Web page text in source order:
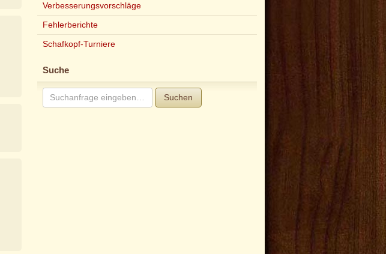
Verbesserungsvorschläge
Fehlerberichte
Schafkopf-Turniere
Suche
Suchen